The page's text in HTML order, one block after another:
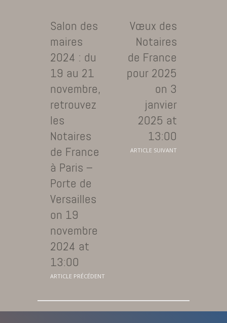
Salon des
maires
2024 : du
19 au 21
novembre,
retrouvez
les
Notaires
de France
à Paris –
Porte de
Versailles
on 19
novembre
2024 at
13:00
ARTICLE PRÉCÉDENT
Vœux des
Notaires
de France
pour 2025
on 3
janvier
2025 at
13:00
ARTICLE SUIVANT